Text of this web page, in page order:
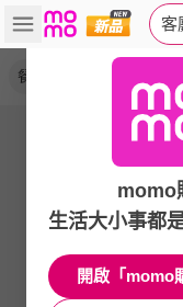
客
餐邊櫃
momo
生活大小事都
開啟「momo